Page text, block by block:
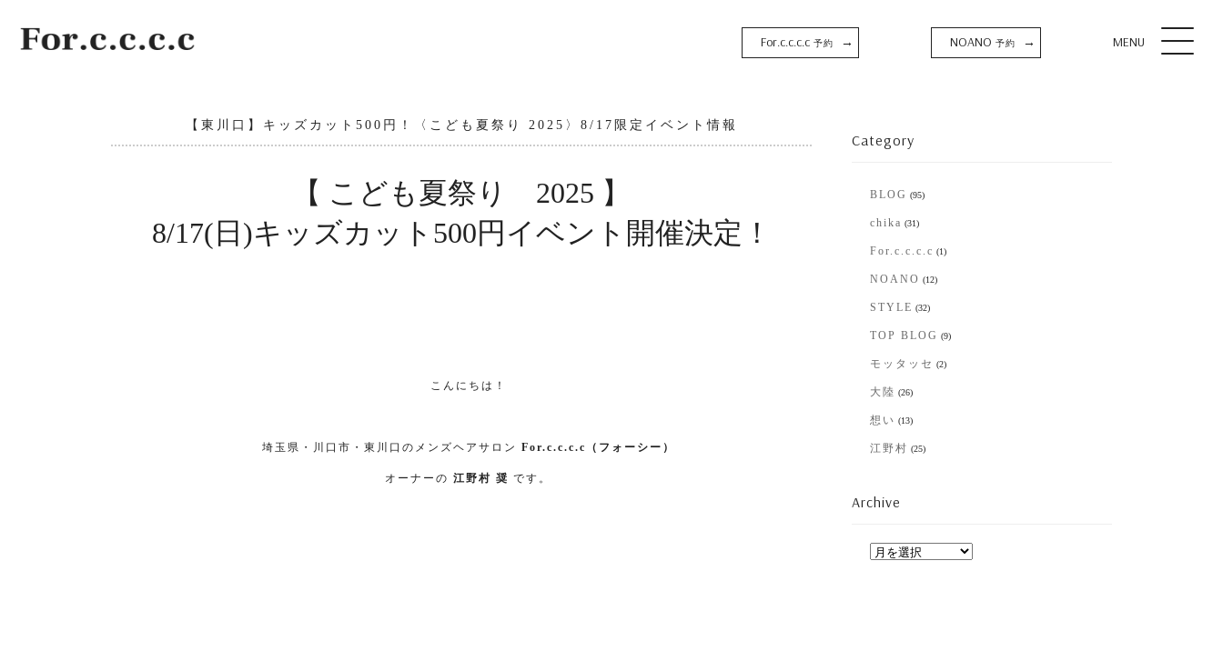
NOANO 予約 →
For.c.c.c.c 予約 → MENU
【東川口】キッズカット500円！〈こども夏祭り 2025〉8/17限定イベント情報
【 こども夏祭り 2025 】
8/17(日)キッズカット500円イベント開催決定！
こんにちは！
埼玉県・川口市・東川口のメンズヘアサロン For.c.c.c.c（フォーシー）
オーナーの江野村 奨 です。
Category
BLOG (95)
chika (31)
For.c.c.c.c (1)
NOANO (12)
STYLE (32)
TOP BLOG (9)
モッタッセ (2)
大陸 (26)
想い (13)
江野村 (25)
Archive